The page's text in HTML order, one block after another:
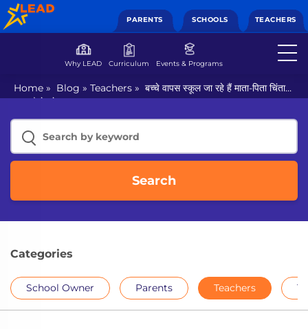
PARENTS SCHOOLS TEACHERS
Why LEAD Curriculum Events & Programs
Home » Blog » Teachers » बच्चे वापस स्कूल जा रहे हैं माता-पिता चिंता
मुक्त कैसे रहे।
Search
Categories
School Owner Parents Teachers